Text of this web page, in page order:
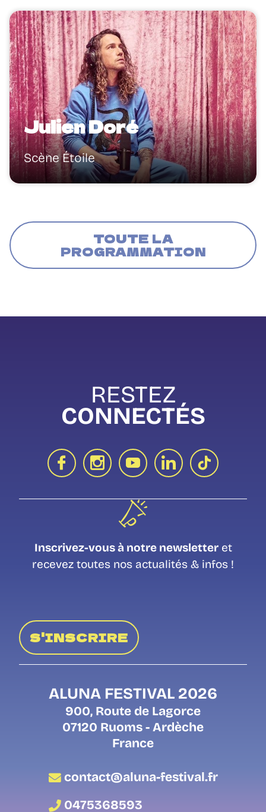
Julien Doré
Scène Étoile
TOUTE LA
PROGRAMMATION
RESTEZ
CONNECTÉS
Inscrivez-vous à notre newsletteret
recevez toutes nos actualités & infos !
S'INSCRIRE
ALUNA FESTIVAL 2026
900, Route de Lagorce
07120 Ruoms - Ardèche
France
contact@aluna-festival.fr
0475368593